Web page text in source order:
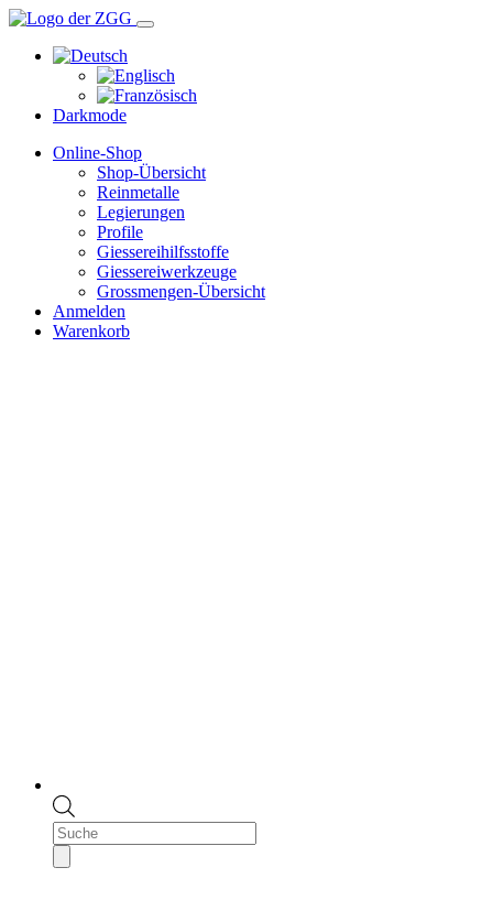
Darkmode
Online-Shop
Shop-Übersicht
Reinmetalle
Legierungen
Profile
Giessereihilfsstoffe
Giessereiwerkzeuge
Grossmengen-Übersicht
Anmelden
Warenkorb
Products
search